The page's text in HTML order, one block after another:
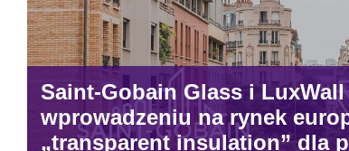
Saint-Gobain Glass i
wprowadzeniu na rynek
„transparent insulation” dla